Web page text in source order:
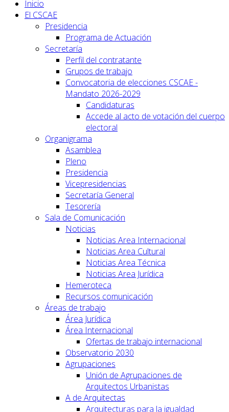
Inicio
El CSCAE
Presidencia
Programa de Actuación
Secretaría
Perfil del contratante
Grupos de trabajo
Convocatoria de elecciones CSCAE -
Mandato 2026-2029
Candidaturas
Accede al acto de votación del cuerpo
electoral
Organigrama
Asamblea
Pleno
Presidencia
Vicepresidencias
Secretaría General
Tesorería
Sala de Comunicación
Noticias
Noticias Area Internacional
Noticias Area Cultural
Noticias Area Técnica
Noticias Area Jurídica
Hemeroteca
Recursos comunicación
Áreas de trabajo
Área Jurídica
Área Internacional
Ofertas de trabajo internacional
Observatorio 2030
Agrupaciones
Unión de Agrupaciones de
Arquitectos Urbanistas
A de Arquitectas
Arquitecturas para la igualdad